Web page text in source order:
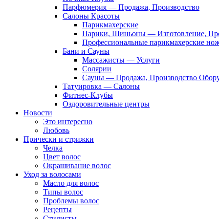
Парфюмерия — Продажа, Производство
Салоны Красоты
Парикмахерские
Парики, Шиньоны — Изготовление,
Профессиональные парикмахерские
Бани и Сауны
Массажисты — Услуги
Солярии
Сауны — Продажа, Производство
Татуировка — Салоны
Фитнес-Клубы
Оздоровительные центры
Новости
Это интересно
Любовь
Прически и стрижки
Челка
Цвет волос
Окрашивание волос
Уход за волосами
Масло для волос
Типы волос
Проблемы волос
Рецепты